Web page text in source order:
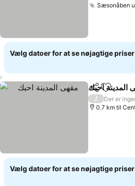
Sæsonåben
Vælg datoer for at se nøjagtige priser
Del Føj til
المدينة احبك
/
Der er
0.7 km til
Vælg datoer for at se nøjagtige priser